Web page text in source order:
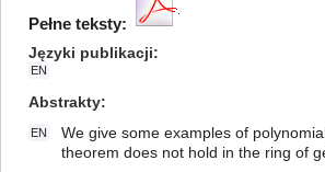
Pełne teksty:
Języki publikacji
EN
Abstrakty
EN
We give some examples of
theorem does not hold in the ring of